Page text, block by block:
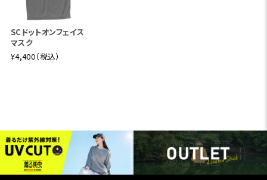
SCドットオンフェイス
マスク
¥4,400（税込）